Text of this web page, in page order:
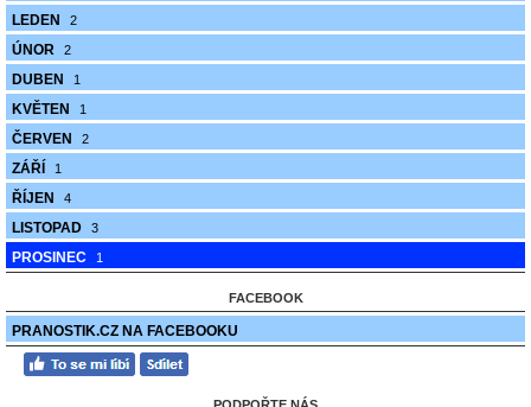
LEDEN 2
ÚNOR 2
DUBEN 1
KVĚTEN 1
ČERVEN 2
ZÁŘÍ 1
ŘÍJEN 4
LISTOPAD 3
PROSINEC 1
FACEBOOK
PRANOSTIK.CZ NA FACEBOOKU